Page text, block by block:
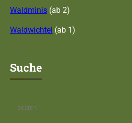
Waldminis (ab 2)
Waldwichtel (ab 1)
Suche